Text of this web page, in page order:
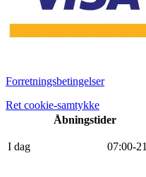
Forretningsbetingelser
Ret cookie-samtykke
Åbningstider
I dag 07:00-21